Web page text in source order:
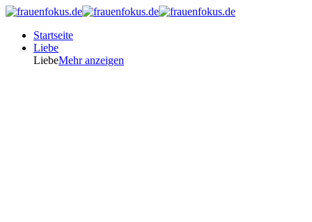
Startseite
Liebe
LiebeMehr anzeigen